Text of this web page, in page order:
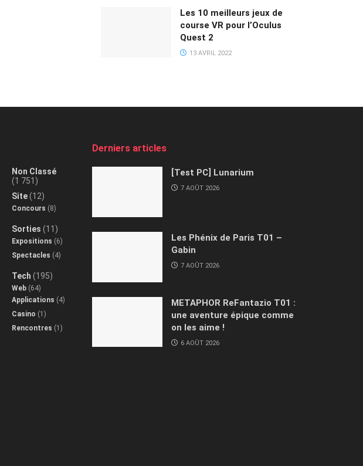
Les 10 meilleurs jeux de
course VR pour l’Oculus
Quest 2
13 AVRIL 2022
Non Classé
(1 751)
Site(12)
Concours (8)
Sorties (11)
Expositions (6)
Spectacles (4)
Tech (195)
Web (64)
Applications (4)
Casino (1)
Rencontres (1)
Derniers articles
[Test PC] Lunarium
7 AOÛT 2026
Les Phénix de Paris T01 –
Gabin
7 AOÛT 2026
METAPHOR ReFantazio T01 :
une aventure épique comme
on les aime !
6 AOÛT 2026